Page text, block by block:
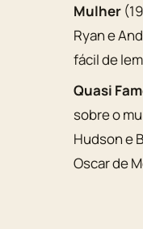
Mulher
Ryan e
fácil de
Quasi
sobre o
Hudson e
Oscar de